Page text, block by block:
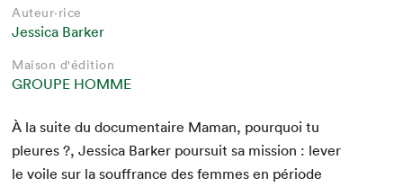
Auteur·rice
Jessica Barker
Maison d'édition
GROUPE HOMME
À la suite du doc­u­men­taire Maman, pourquoi tu
pleures ?, Jes­si­ca Bark­er pour­suit sa mis­sion : lever
le voile sur la souf­france des femmes en péri­ode